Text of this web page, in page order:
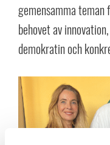
gemensamma
behovet av
demokratin och